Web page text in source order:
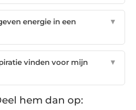
energie in een
▼
vinden voor mijn
▼
hem dan op: